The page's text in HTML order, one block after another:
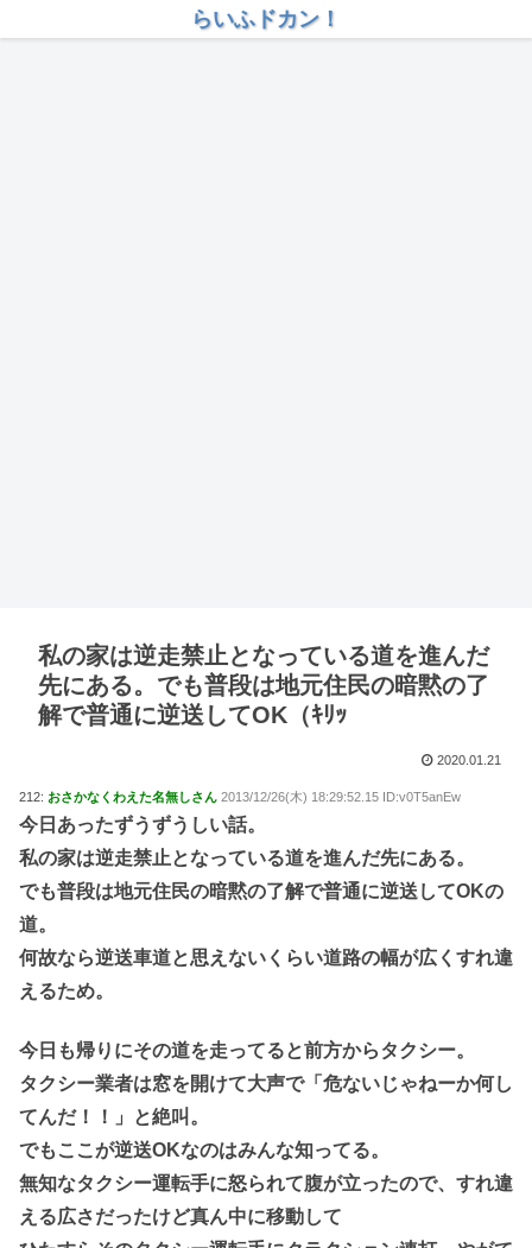
らいふドカン！
私の家は逆走禁止となっている道を進んだ
先にある。でも普段は地元住民の暗黙の了
解で普通に逆送してOK（ｷﾘｯ
2020.01.21
212: おさかなくわえた名無しさん 2013/12/26(木) 18:29:52.15 ID:v0T5anEw
今日あったずうずうしい話。
私の家は逆走禁止となっている道を進んだ先にある。
でも普段は地元住民の暗黙の了解で普通に逆送してOKの
道。
何故なら逆送車道と思えないくらい道路の幅が広くすれ違
えるため。
今日も帰りにその道を走ってると前方からタクシー。
タクシー業者は窓を開けて大声で「危ないじゃねーか何し
てんだ！！」と絶叫。
でもここが逆送OKなのはみんな知ってる。
無知なタクシー運転手に怒られて腹が立ったので、すれ違
える広さだったけど真ん中に移動して